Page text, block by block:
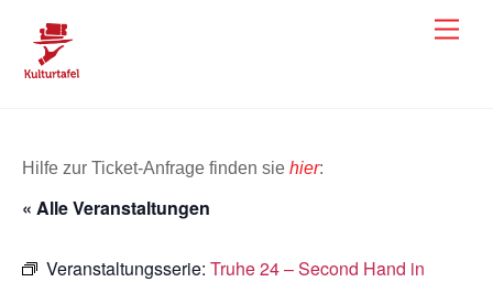
content
Hilfe zur Ticket-Anfrage finden sie hier:
« Alle Veranstaltungen
Veranstaltungsserie: Truhe 24 – Second Hand in